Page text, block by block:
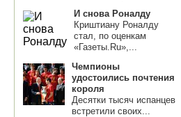
И снова Роналду
Криштиану Роналду
стал, по оценкам
«Газеты.Ru»,...
Чемпионы
удостоились почтения
короля
Десятки тысяч испанцев
встретили своих...